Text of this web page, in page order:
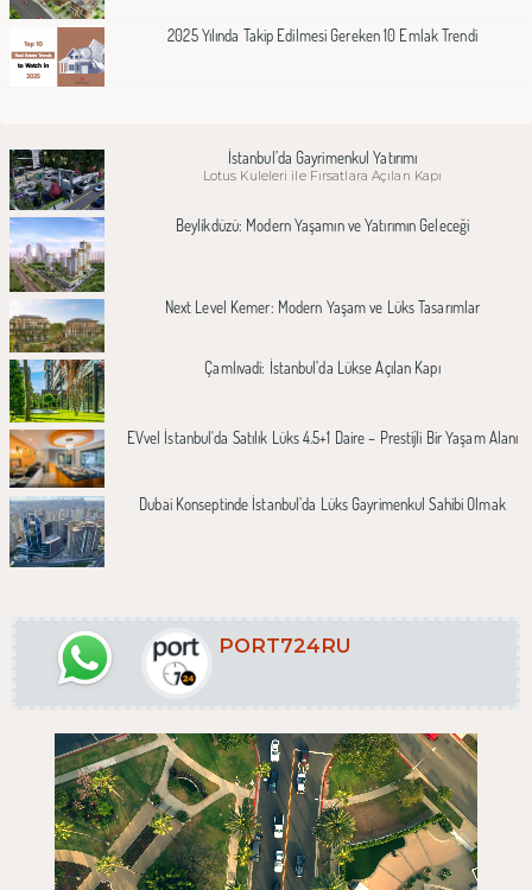
2025 Yılında Takip Edilmesi Gereken 10 Emlak Trendi
İstanbul’da Gayrimenkul Yatırımı
Lotus Kuleleri ile Fırsatlara Açılan Kapı
Beylikdüzü: Modern Yaşamın ve Yatırımın Geleceği
Next Level Kemer: Modern Yaşam ve Lüks Tasarımlar
Çamlıvadi: İstanbul’da Lükse Açılan Kapı
EVvel İstanbul'da Satılık Lüks 4.5+1 Daire – Prestijli Bir Yaşam Alanı
Dubai Konseptinde İstanbul’da Lüks Gayrimenkul Sahibi Olmak
PORT724RU